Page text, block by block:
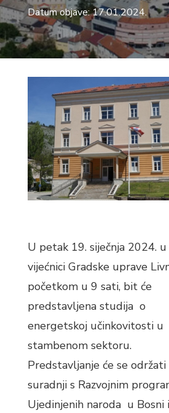
Datum objave: 17.01.2024.
U petak 19. siječnja 2024.
vijećnici Gradske uprave
početkom u 9 sati, bit će
predstavljena studija o
energetskoj učinkovitosti u
stambenom sektoru.
Predstavljanje će se održati
suradnji s Razvojnim
Ujedinjenih naroda u Bosni i